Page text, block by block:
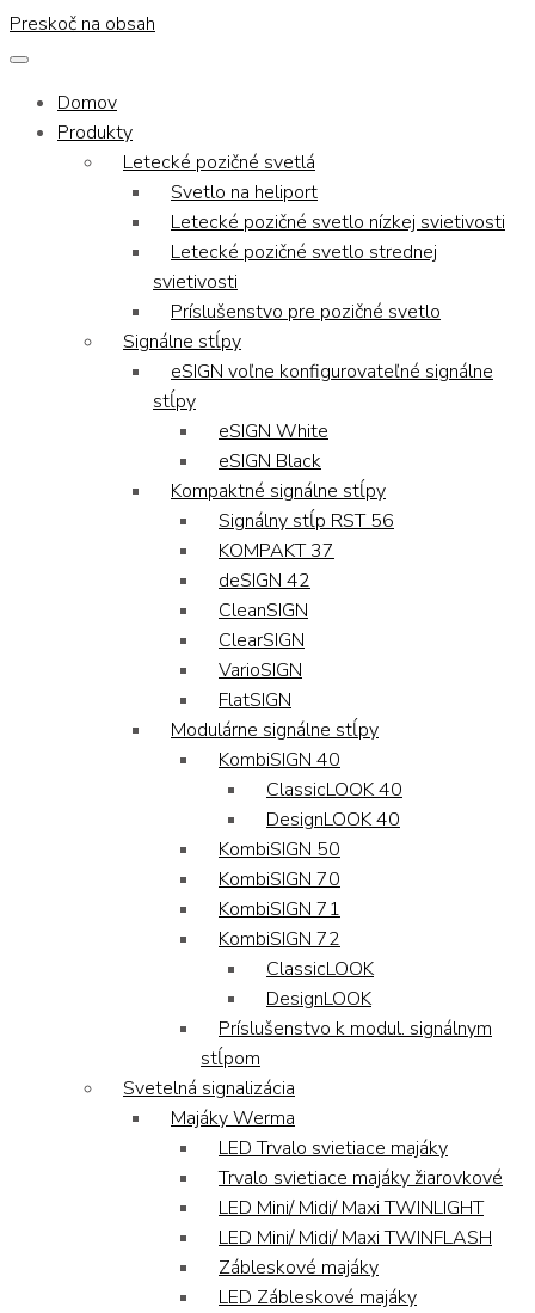
Preskoč na obsah
Domov
Produkty
Letecké pozičné svetlá
Svetlo na heliport
Letecké pozičné svetlo nízkej svietivosti
Letecké pozičné svetlo strednej
svietivosti
Príslušenstvo pre pozičné svetlo
Signálne stĺpy
eSIGN voľne konfigurovateľné signálne
stĺpy
eSIGN White
eSIGN Black
Kompaktné signálne stĺpy
Signálny stĺp RST 56
KOMPAKT 37
deSIGN 42
CleanSIGN
ClearSIGN
VarioSIGN
FlatSIGN
Modulárne signálne stĺpy
KombiSIGN 40
ClassicLOOK 40
DesignLOOK 40
KombiSIGN 50
KombiSIGN 70
KombiSIGN 71
KombiSIGN 72
ClassicLOOK
DesignLOOK
Príslušenstvo k modul. signálnym
stĺpom
Svetelná signalizácia
Majáky Werma
LED Trvalo svietiace majáky
Trvalo svietiace majáky žiarovkové
LED Mini/ Midi/ Maxi TWINLIGHT
LED Mini/ Midi/ Maxi TWINFLASH
Zábleskové majáky
LED Zábleskové majáky